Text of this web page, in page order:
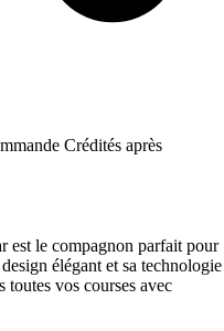
Crédités après
le compagnon parfait pour
élégant et sa technologie
toutes vos courses avec